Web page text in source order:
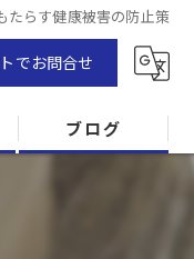
たらす健康被害の防止策
でお問合せ
ブログ